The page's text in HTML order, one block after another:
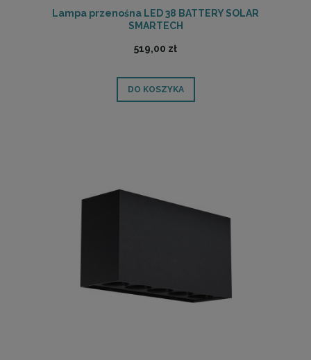
Lampa przenośna LED 38 BATTERY SOLAR
SMARTECH
519,00 zł
DO KOSZYKA